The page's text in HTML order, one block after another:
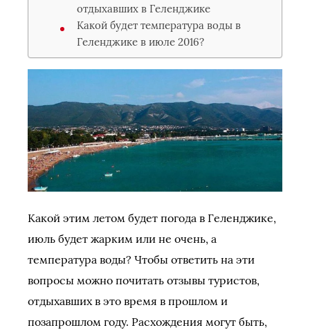
отдыхавших в Геленджике
Какой будет температура воды в
Геленджике в июле 2016?
Какой этим летом будет погода в Геленджике,
июль будет жарким или не очень, а
температура воды? Чтобы ответить на эти
вопросы можно почитать отзывы туристов,
отдыхавших в это время в прошлом и
позапрошлом году. Расхождения могут быть,